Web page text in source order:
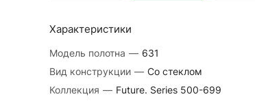
Характеристики
Модель полотна — 631
Вид конструкции — Со стеклом
Коллекция — Future. Series 500-699